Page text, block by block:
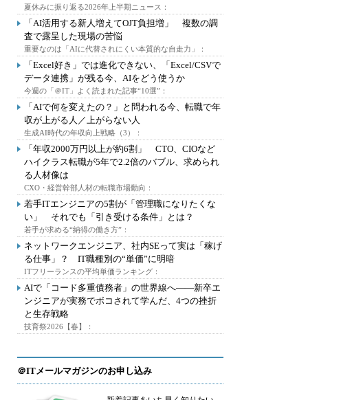
夏休みに振り返る2026年上半期ニュース：
「AI活用する新人増えてOJT負担増」 複数の調
査で露呈した現場の苦悩
重要なのは「AIに代替されにくい本質的な自走力」：
「Excel好き」では進化できない、「Excel/CSVで
データ連携」が残る今、AIをどう使うか
今週の「＠IT」よく読まれた記事“10選”：
「AIで何を変えたの？」と問われる今、転職で年
収が上がる人／上がらない人
生成AI時代の年収向上戦略（3）：
「年収2000万円以上が約6割」 CTO、CIOなど
ハイクラス転職が5年で2.2倍のバブル、求められ
る人材像は
CXO・経営幹部人材の転職市場動向：
若手ITエンジニアの5割が「管理職になりたくな
い」 それでも「引き受ける条件」とは？
若手が求める“納得の働き方”：
ネットワークエンジニア、社内SEって実は「稼げ
る仕事」？ IT職種別の“単価”に明暗
ITフリーランスの平均単価ランキング：
AIで「コード多重債務者」の世界線へ――新卒エ
ンジニアが実務でボコされて学んだ、4つの挫折
と生存戦略
技育祭2026【春】：
＠ITメールマガジンのお申し込み